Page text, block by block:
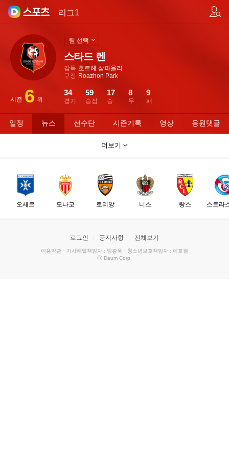
리그1
스타드 렌
감독 호르헤 삼파올리
구장 Roazhon Park
시즌 6 위 경기
34
승점
59
승
17
무
8
패
9
팀 선택
일정 뉴스 선수단 시즌기록 영상 응원댓글
더보기
오세르 모나코 로리앙 니스 랑스 스트라
로그인 공지사항 전체보기
이용약관 · 기사배열책임자 : 임광욱 · 청소년보호책임자 : 이호원
ⓒ Daum Corp.